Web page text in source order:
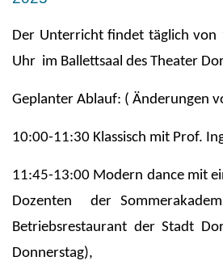
Der Unterricht findet täglich von
Uhr im Ballettsaal des Theater
Geplanter Ablauf: ( Änderungen
10:00-11:30 Klassisch mit Prof.
11:45-13:00 Modern dance mit
Dozenten der
Betriebsrestaurant der Stadt
Donnerstag),